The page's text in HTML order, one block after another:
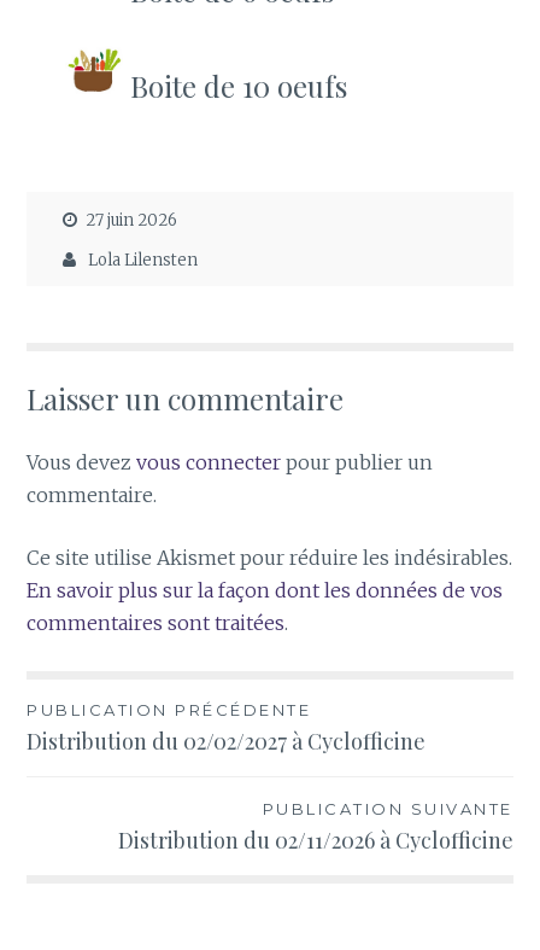
Boite de 10 oeufs
27 juin 2026
Lola Lilensten
Laisser un commentaire
Vous devezvous connecter pour publier un
commentaire.
Ce site utilise Akismet pour réduire les indésirables.
En savoir plus sur la façon dont les données de vos
commentaires sont traitées.
Navigation
de
PUBLICATION PRÉCÉDENTE
Distribution du 02/02/2027 à Cyclofficine
PUBLICATION SUIVANTE
Distribution du 02/11/2026 à Cyclofficine